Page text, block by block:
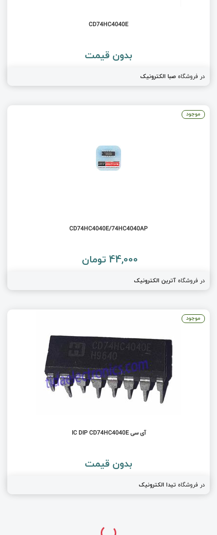
CD74HC4040E
بدون قیمت
در فروشگاه صبا الکترونیک
CD74HC4040E/74HC4040AP
44,000 تومان
در فروشگاه آترین الکترونیک
موجود
آی سی IC DIP CD74HC4040E
بدون قیمت
در فروشگاه تیدا الکترونیک
موجود